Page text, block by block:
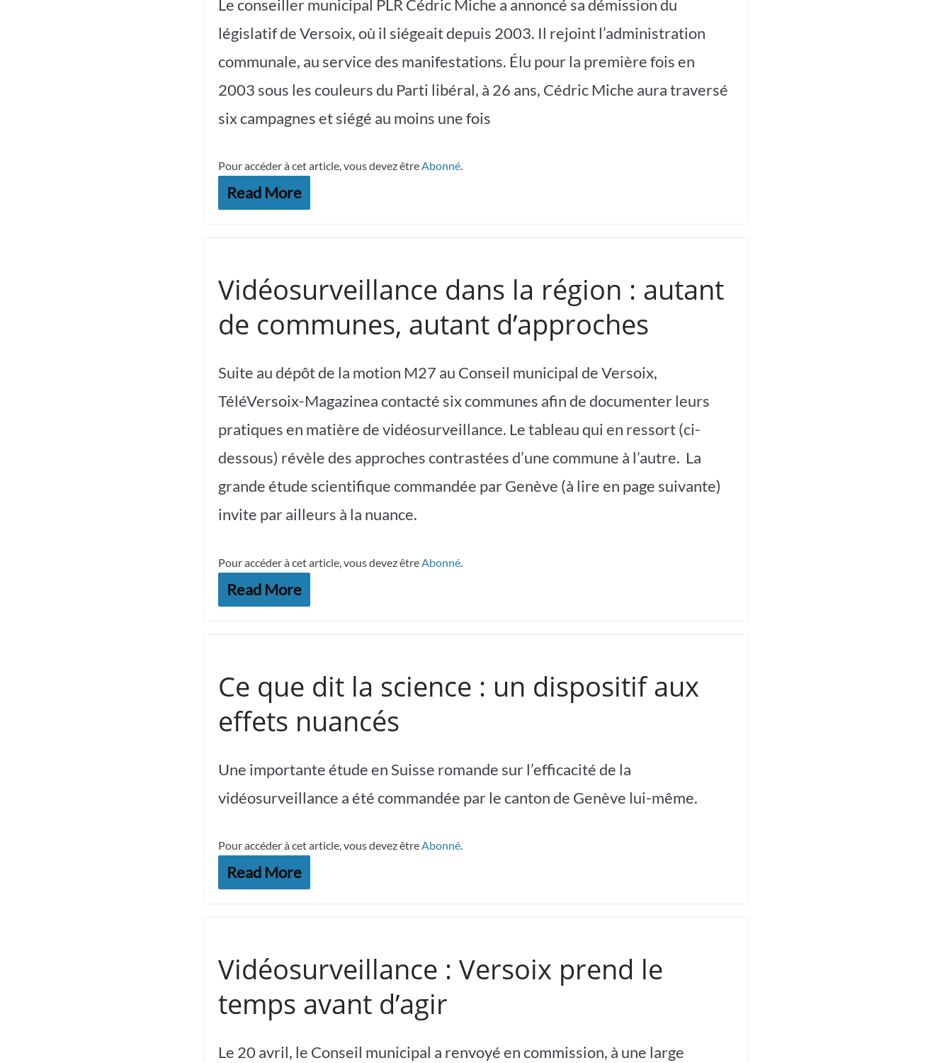
Le conseiller municipal PLR Cédric Miche a annoncé sa démission du
législatif de Versoix, où il siégeait depuis 2003. Il rejoint l’administration
communale, au service des manifestations. Élu pour la première fois en
2003 sous les couleurs du Parti libéral, à 26 ans, Cédric Miche aura traversé
six campagnes et siégé au moins une fois
Pour accéder à cet article, vous devez êtreAbonné.
Read More
Vidéosurveillance dans la région : autant
de communes, autant d’approches
Suite au dépôt de la motion M27 au Conseil municipal de Versoix,
TéléVersoix-Magazinea contacté six communes afin de documenter leurs
pratiques en matière de vidéosurveillance. Le tableau qui en ressort (ci-
dessous) révèle des approches contrastées d’une commune à l’autre. La
grande étude scientifique commandée par Genève (à lire en page suivante)
invite par ailleurs à la nuance.
Pour accéder à cet article, vous devez être Abonné
Read More
Ce que dit la science : un dispositif aux
effets nuancés
Une importante étude en Suisse romande sur l’efficacité de la
vidéosurveillance a été commandée par le canton de Genève lui-même.
Pour accéder à cet article, vous devez êtreAbonné.
Read More
Vidéosurveillance : Versoix prend le
temps avant d’agir
Le 20 avril, le Conseil municipal a renvoyé en commission, à une large